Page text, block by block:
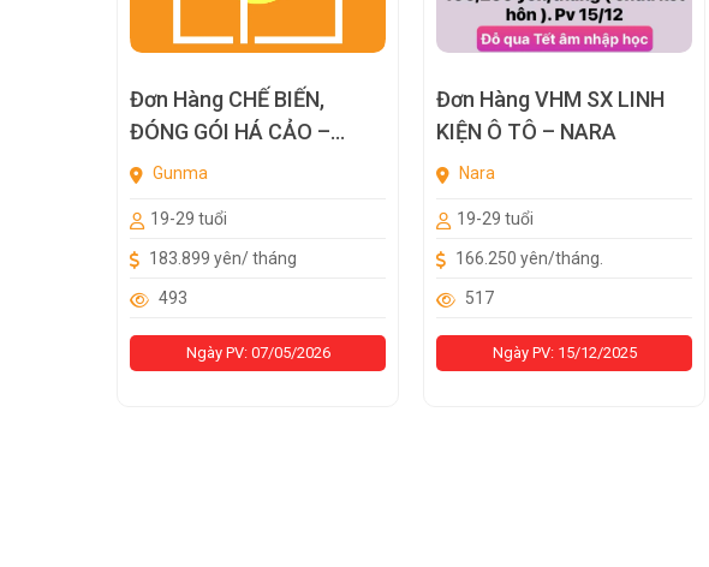
Đơn Hàng CHẾ BIẾN,
ĐÓNG GÓI HÁ CẢO –
GUNMA
Gunma
19-29 tuổi
183.899 yên/ tháng
493
Ngày PV: 07/05/2026
Đơn Hàng VHM SX LINH
KIỆN Ô TÔ – NARA
Nara
19-29 tuổi
166.250 yên/tháng.
517
Ngày PV: 15/12/2025